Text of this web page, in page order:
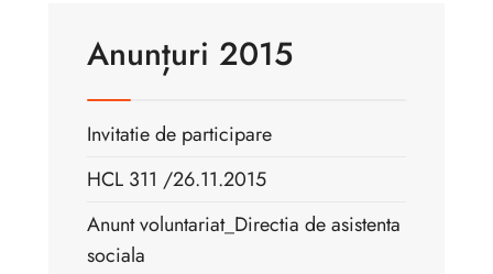
Anunțuri 2015
Invitatie de participare
HCL 311 /26.11.2015
Anunt voluntariat_Directia de asistenta
sociala